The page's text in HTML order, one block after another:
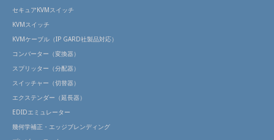
セキュアKVMスイッチ
KVMスイッチ
KVMケーブル（IP GARD社製品対応）
コンバーター（変換器）
スプリッター（分配器）
スイッチャー（切替器）
エクステンダー（延長器）
EDIDエミュレーター
幾何学補正・エッジブレンディング